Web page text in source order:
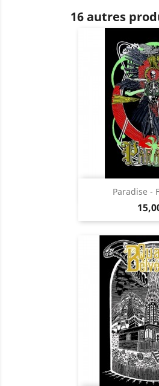
16 autres
Paradise -
Prix
